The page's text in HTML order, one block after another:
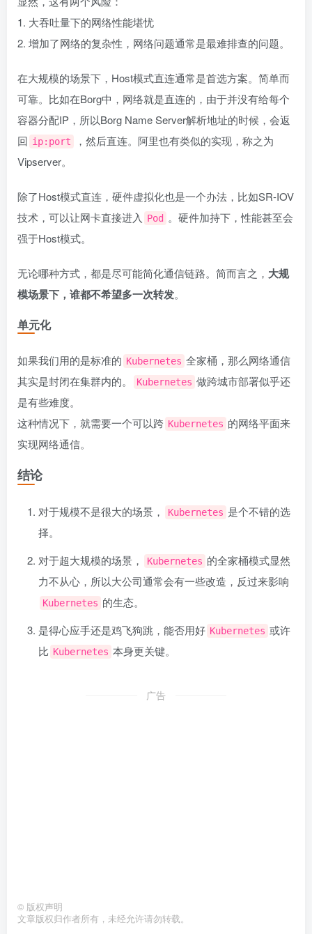
1. 大吞吐量下的网络性能堪忧
2. 增加了网络的复杂性，网络问题通常是最难排查的问题。
在大规模的场景下，Host模式直连通常是首选方案。简单而
可靠。比如在Borg中，网络就是直连的，由于并没有给每个
容器分配IP，所以Borg Name Server解析地址的时候，会返
回 ip:port
，然后直连。阿里也有类似的实现，称之为
Vipserver。
除了Host模式直连，硬件虚拟化也是一个办法，比如SR-IOV
技术，可以让网卡直接进入
Pod
。硬件加持下，性能甚至会
强于Host模式。
无论哪种方式，都是尽可能简化通信链路。简而言之， 大规
模场景下，谁都不希望多一次转发。
单元化
如果我们用的是标准的 Kubernetes 全家桶，那么网络通信
其实是封闭在集群内的。
Kubernetes 做跨城市部署似乎还
是有些难度。
这种情况下，就需要一个可以跨 Kubernetes 的网络平面来
实现网络通信。
结论
对于规模不是很大的场景， Kubernetes 是个不错的选
择。
对于超大规模的场景，
Kubernetes 的全家桶模式显然
力不从心，所以大公司通常会有一些改造，反过来影响
Kubernetes 的生态。
是得心应手还是鸡飞狗跳，能否用好 Kubernetes 或许
比 Kubernetes 本身更关键。
广告
© 版权声明
文章版权归作者所有，未经允许请勿转载。